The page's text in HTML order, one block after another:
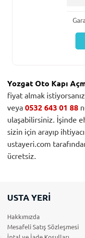
Yozgat Oto Kapı
fiyat almak
veya 0532 643 01 88
ulaşabilirsiniz. İşinde
sizin için arayıp
ustayeri.com
ücretsiz.
USTA YERİ
Hakkımızda
Mesafeli Satış Sözleşmesi